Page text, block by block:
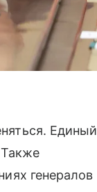
Единый
генералов